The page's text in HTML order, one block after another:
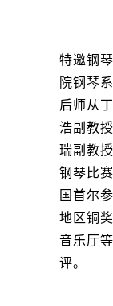
特邀钢
院钢琴
后师从
浩副教
瑞副教
钢琴比
国首尔
地区铜
音乐厅
评。